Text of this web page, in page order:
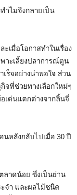
ำไมจึงกลายเป็น
เมื่อโอกาสทำในเรื่อง
าะเลี้ยงปลาการณ์ตูน
ร็จอย่างน่าพอใจ ส่วน
จที่ช่วยทางเลือกใหม่ๆ
เด่นแตกต่างจากลิ้นจี่
หลังกลับไปเมื่อ 30 ปี
าดน้อย ซึ่งเป็นย่าน
ะจำ และผลไม้ชนิด